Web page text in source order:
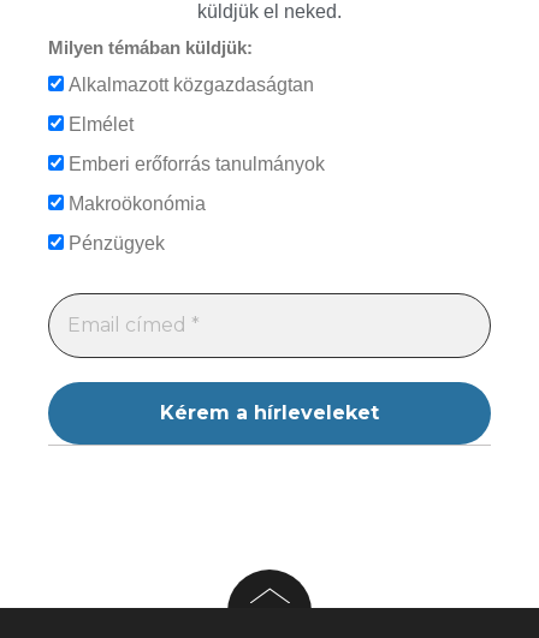
küldjük el neked.
Milyen témában küldjük:
Alkalmazott közgazdaságtan
Elmélet
Emberi erőforrás tanulmányok
Makroökonómia
Pénzügyek